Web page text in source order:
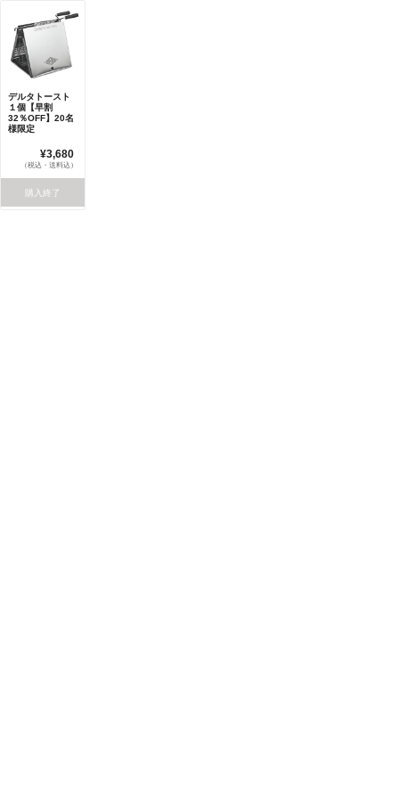
デルタトースト
１個【早割
32％OFF】20名
様限定
¥3,680
（税込・送料込）
購入終了